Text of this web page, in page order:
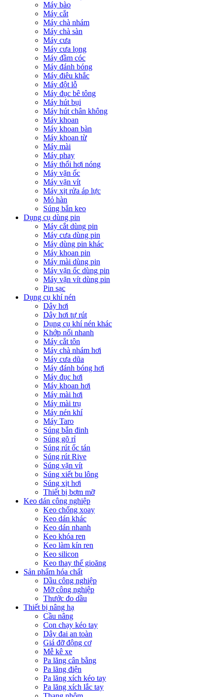
Máy bào
Máy cắt
Máy chà nhám
Máy chà sàn
Máy cưa
Máy cưa lọng
Máy đầm cóc
Máy đánh bóng
Máy điêu khắc
Máy đột lỗ
Máy đục bê tông
Máy hút bụi
Máy hút chân không
Máy khoan
Máy khoan bàn
Máy khoan từ
Máy mài
Máy phay
Máy thổi hơi nóng
Máy vặn ốc
Máy vặn vít
Máy xịt rửa áp lực
Mỏ hàn
Súng bắn keo
Dụng cụ dùng pin
Máy cắt dùng pin
Máy cưa dùng pin
Máy dùng pin khác
Máy khoan pin
Máy mài dùng pin
Máy vặn ốc dùng pin
Máy vặn vít dùng pin
Pin sạc
Dụng cụ khí nén
Dây hơi
Dây hơi tự rút
Dụng cụ khí nén khác
Khớp nối nhanh
Máy cắt tôn
Máy chà nhám hơi
Máy cưa dũa
Máy đánh bóng hơi
Máy đục hơi
Máy khoan hơi
Máy mài hơi
Máy mài trụ
Máy nén khí
Máy Taro
Súng bắn đinh
Súng gõ rỉ
Súng rút ốc tán
Súng rút Rive
Súng vặn vít
Súng xiết bu lông
Súng xịt hơi
Thiết bị bơm mỡ
Keo dán công nghiệp
Keo chống xoay
Keo dán khác
Keo dán nhanh
Keo khóa ren
Keo làm kín ren
Keo silicon
Keo thay thế gioăng
Sản phẩm hóa chất
Dầu công nghiệp
Mỡ công nghiệp
Thước đo dầu
Thiết bị nâng hạ
Cầu nâng
Con chạy kéo tay
Dây đai an toàn
Giá đỡ động cơ
Mễ kê xe
Pa lăng cân bằng
Pa lăng điện
Pa lăng xích kéo tay
Pa lăng xích lắc tay